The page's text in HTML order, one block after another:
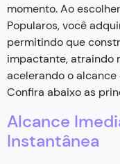
momento. Ao
Popularos, você
permitindo que
impactante, atraindo
acelerando o
Confira abaixo as
Alcance
Instantânea